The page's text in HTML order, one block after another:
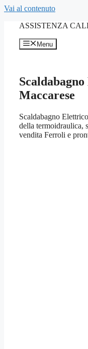
Vai al contenuto
ASSISTENZA
Menu
Maccarese
Scaldabagno
della termoidraulica,
vendita Ferroli e